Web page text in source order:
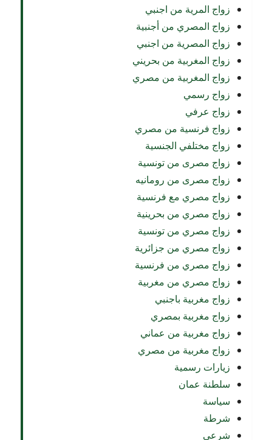
زواج المرية من اجنبي
زواج المصري من أجنبية
زواج المصرية من اجنبي
زواج المغربية من بحريني
زواج المغربية من مصري
زواج رسمي
زواج عرفي
زواج فرنسية من مصري
زواج مختلفي الجنسية
زواج مصرى من تونسية
زواج مصرى من رومانيه
زواج مصري مع فرنسية
زواج مصري من بحرينية
زواج مصري من تونسية
زواج مصري من جزائرية
زواج مصري من فرنسية
زواج مصري من مغربية
زواج مغربية باجنبي
زواج مغربية بمصري
زواج مغربية من عماني
زواج مغربية من مصري
زيارات رسمية
سلطنة عمان
سياسة
شرطة
شرعي